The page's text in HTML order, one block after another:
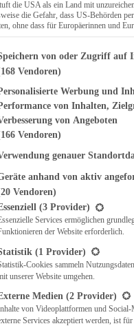
SOMMER
die USA als ein Land mit
die Gefahr, dass US-Behörden
ohne dass für Europäerinnen und
finden Sie eine Liste der
von oder Zugriff auf
Vendoren)
Werbung und
von Inhalten,
von Angeboten
Vendoren)
genauer
anhand von aktiv
Vendoren)
eine Liste der Service-
(3 Provider)
Services ermöglichen
der Website erforderlich.
(1 Provider)
Cookies sammeln
unserer Website umgehen.
Medien (2 Provider)
von Videoplattformen und
Services akzeptiert werden, ist